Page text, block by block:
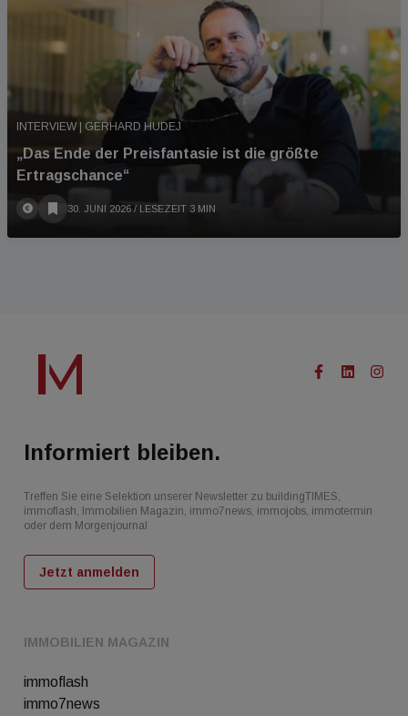
INTERVIEW | GERHARD HUDEJ
„Das Ende der Preisfantasie ist die größte
Ertragschance“
30. JUNI 2026 / LESEZEIT 3 MIN
IMMOBILIEN MAGAZIN
immoflash
immo7news
Informiert bleiben.
Treffen Sie eine Selektion unserer Newsletter zu buildingTIMES,
immoflash, Immobilien Magazin, immo7news, immojobs, immotermin
oder dem Morgenjournal
Jetzt anmelden